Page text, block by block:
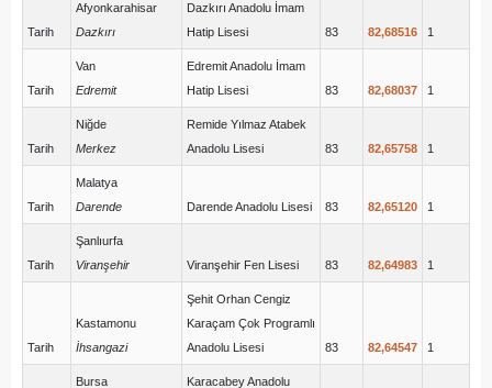
Tarih
Afyonkarahisar
Dazkırı
Dazkırı Anadolu İmam
Hatip Lisesi
83 82,68516 1
Tarih
Van
Edremit
Edremit Anadolu İmam
Hatip Lisesi
83 82,68037 1
Tarih
Niğde
Merkez
Remide Yılmaz Atabek
Anadolu Lisesi
83 82,65758 1
Tarih
Malatya
Darende
Darende Anadolu Lisesi 83 82,65120 1
Tarih
Şanlıurfa
Viranşehir
Viranşehir Fen Lisesi 83 82,64983 1
Tarih
Kastamonu
İhsangazi
Şehit Orhan Cengiz
Karaçam Çok Programlı
Anadolu Lisesi
83 82,64547 1
Bursa Karacabey Anadolu